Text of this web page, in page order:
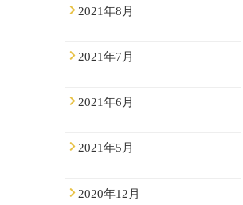
2021年8月
2021年7月
2021年6月
2021年5月
2020年12月